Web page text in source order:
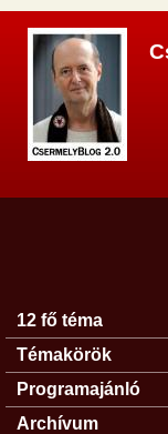
Főmenü
12 fő téma
Témakörök
Programajánló
Archívum